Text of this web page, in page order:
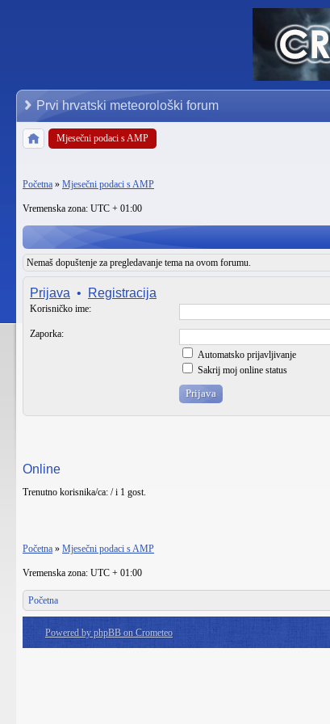
Prvi hrvatski meteorološki forum
Mjesečni podaci s AMP
Početna » Mjesečni podaci s AMP
Vremenska zona: UTC + 01:00
Nemaš dopuštenje za pregledavanje tema na ovom forumu.
Prijava • Registracija
Korisničko ime:
Zaporka:
Automatsko prijavljivanje
Sakrij moj online status
Online
Trenutno korisnika/ca: / i 1 gost.
Početna » Mjesečni podaci s AMP
Vremenska zona: UTC + 01:00
Početna
Powered by phpBB on Crometeo